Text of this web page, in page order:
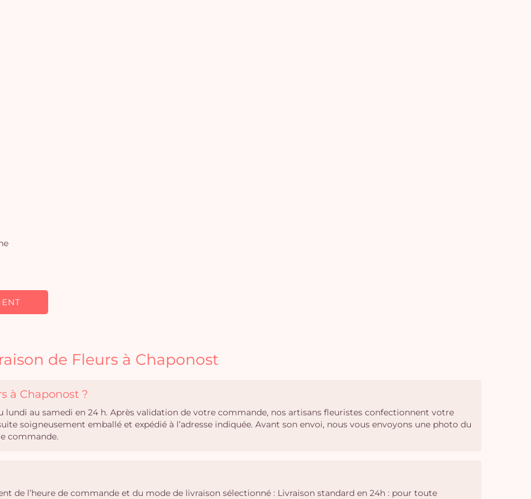
de Fleurs à Chaponost
à Chaponost ?
lundi au samedi en 24 h. Après validation de votre commande, nos artisans fleuristes confectionnent votre
soigneusement emballé et expédié à l’adresse indiquée. Avant son envoi, nous vous envoyons une photo du
commande.
de l’heure de commande et du mode de livraison sélectionné : Livraison standard en 24h : pour toute